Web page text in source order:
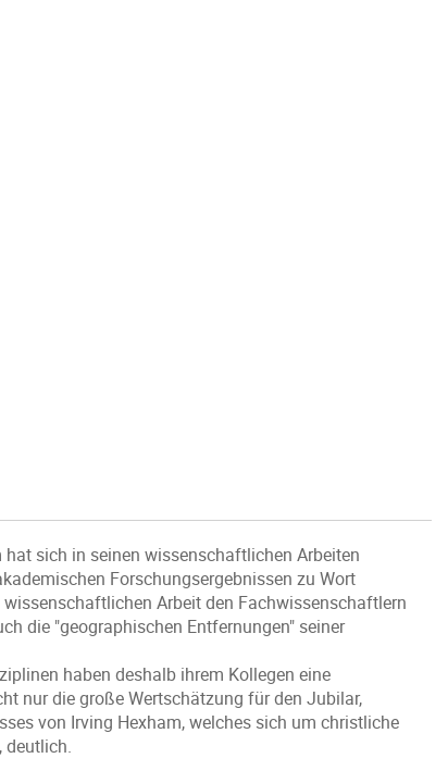
sich in seinen wissenschaftlichen Arbeiten
Forschungsergebnissen zu Wort
Arbeit den Fachwissenschaftlern
die "geographischen Entfernungen" seiner
haben deshalb ihrem Kollegen eine
nur die große Wertschätzung für den Jubilar,
von Irving Hexham, welches sich um christliche
deutlich.